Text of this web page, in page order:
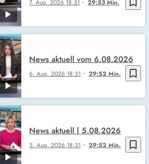
7. Aug. 2026 18:31 29:53 Min.
bookmark_border
6. Aug. 2026 18:31 29:52 Min.
News aktuell vom 6.08.2026
bookmark_border
5. Aug. 2026 18:31 29:52 Min.
News aktuell | 5.08.2026